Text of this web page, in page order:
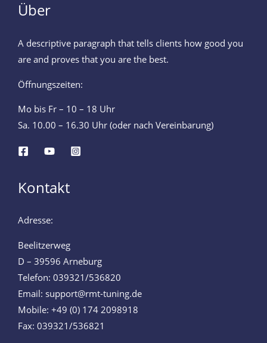
Über
A descriptive paragraph that tells clients how good you
are and proves that you are the best.
Öffnungszeiten:
Mo bis Fr – 10 – 18 Uhr
Sa. 10.00 – 16.30 Uhr (oder nach Vereinbarung)
Kontakt
Adresse:
Beelitzerweg
D – 39596 Arneburg
Telefon: 039321/536820
Email: support@rmt-tuning.de
Mobile: +49 (0) 174 2098918
Fax: 039321/536821